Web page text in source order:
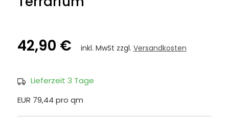
42,90 € inkl. MwSt zzgl. Versandkosten
Lieferzeit 3 Tage
EUR 79,44 pro qm